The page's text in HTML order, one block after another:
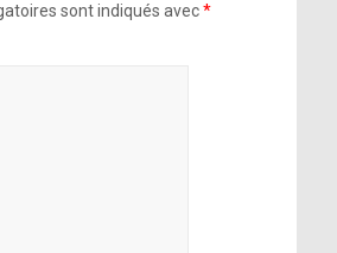
sont indiqués avec*